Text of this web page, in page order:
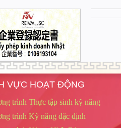
VỰC HOẠT ĐỘNG
trình Thực tập sinh kỹ năng
trình Kỹ năng đặc định